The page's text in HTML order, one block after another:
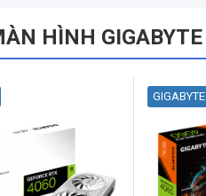
HÌNH GIGABYTE
GIGABYTE